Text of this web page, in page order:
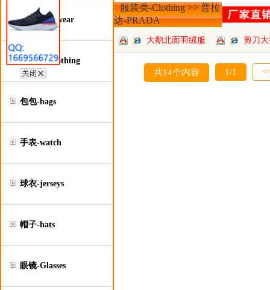
鞋类-Footwear
服装类-Clothing
包包-bags
手表-watch
球衣-jerseys
帽子-hats
眼镜-Glasses
服装类-Clothing >> 普拉
达-PRADA
大鹅北面羽绒服 剪刀
批
共14个内容 1/1